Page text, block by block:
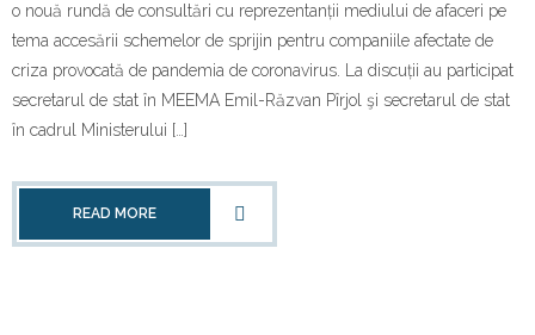
o nouă rundă de consultări cu reprezentanții mediului de afaceri pe
tema accesării schemelor de sprijin pentru companiile afectate de
criza provocată de pandemia de coronavirus. La discuții au participat
secretarul de stat în MEEMA Emil-Răzvan Pîrjol şi secretarul de stat
în cadrul Ministerului […]
READ MORE